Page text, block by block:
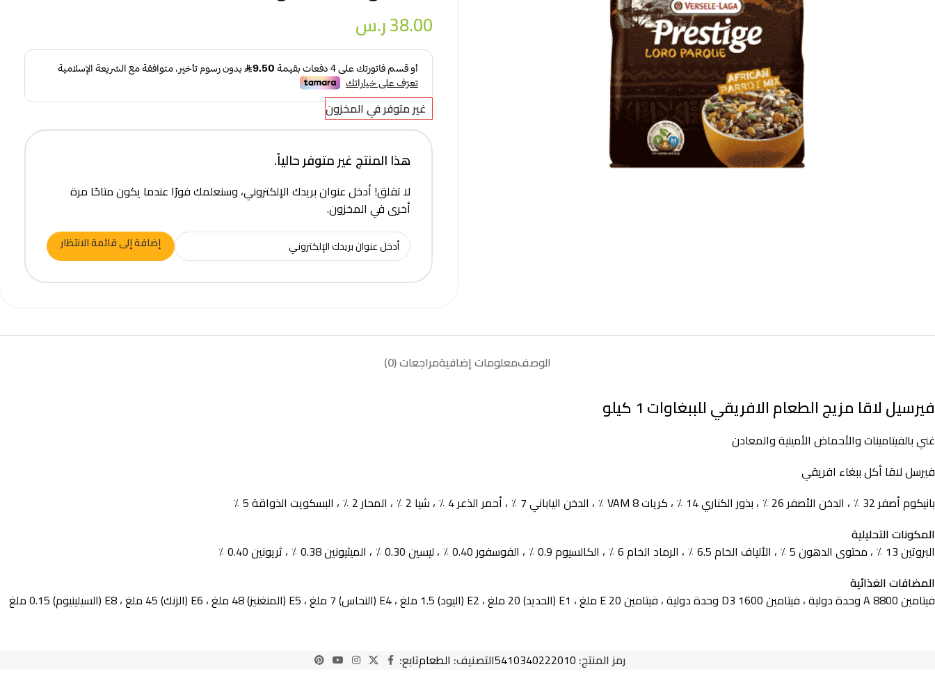
38.00ر.س
غير متوفر في المخزون
هذا المنتج غير متوفر حالياً.
لا تقلق! أدخل عنوان بريدك الإلكتروني، وسنعلمك فورًا عندما يكون متاحًا مرة
أخرى في المخزون.
إضافة إلى قائمة الانتظار
الوصفمعلومات إضافيةمراجعات (0)
فيرسيل لاقا مزيج الطعام الافريقي للببغاوات 1 كيلو
غني بالفيتامينات والأحماض الأمينية والمعادن
فيرسل لاقا أكل ببغاء افريقي
بانيكوم أصفر 32 ٪ ، الدخن الأصفر 26 ٪ ، بذور الكناري 14 ٪ ، كريات VAM 8 ٪ ، الدخن الياباني 7 ٪ ، أحمر الذعر 4 ٪ ، شيا 2 ٪ ، المحار 2 ٪ ، البسكويت الذواقة 5 ٪
المكونات التحليلية
البروتين 13 ٪ ، محتوى الدهون 5 ٪ ، الألياف الخام 6.5 ٪ ، الرماد الخام 6 ٪ ، الكالسيوم 0.9 ٪ ، الفوسفور 0.40 ٪ ، ليسين 0.30 ٪ ، الميثيونين 0.38 ٪ ، ثريونين 0.40 ٪
المضافات الغذائية
فيتامين A 8800 وحدة دولية ، فيتامين D3 1600 وحدة دولية ، فيتامين E 20 ملغ ، E1 (الحديد) 20 ملغ ، E2 (اليود) 1.5 ملغ ، E4 (النحاس) 7 ملغ ، E5 (المنغنيز) 48 ملغ ، E6 (الزنك) 45 ملغ ، E8 (السيلينيوم) 0.15 ملغ
رمز المنتج: 5410340222010التصنيف: الطعامتابع: